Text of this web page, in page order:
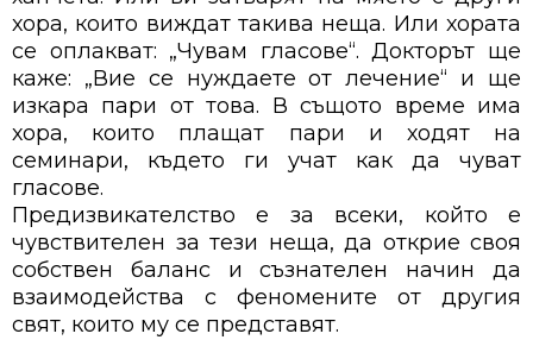
хора, които виждат такива неща. Или хората
се оплакват: „Чувам гласове“. Докторът ще
каже: „Вие се нуждаете от лечение“ и ще
изкара пари от това. В същото време има
хора, които плащат пари и ходят на
семинари, където ги учат как да чуват
гласове.
Предизвикателство е за всеки, който е
чувствителен за тези неща, да открие своя
собствен баланс и съзнателен начин да
взаимодейства с феномените от другия
свят, които му се представят.